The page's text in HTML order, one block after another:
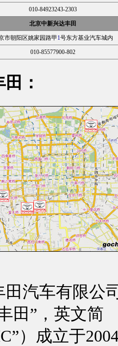
010-84923243-2303
北京中新兴达丰田
市朝阳区姚家园路甲 1号东方基业汽车城内
010-85577900-802
田 ：
田汽车有限公
田 ”，英文简
）成立于